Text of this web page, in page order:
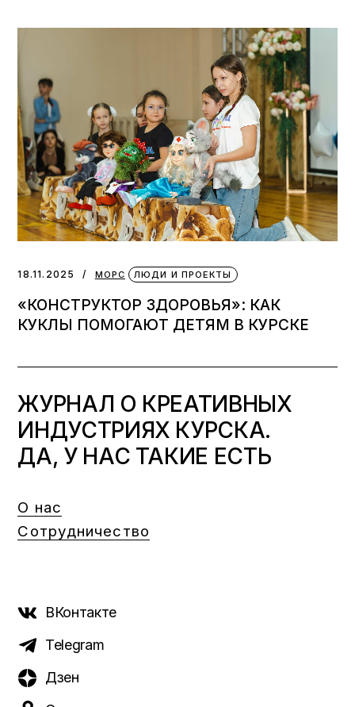
18.11.2025 МОРС ЛЮДИ И ПРОЕКТЫ
«КОНСТРУКТОР ЗДОРОВЬЯ»: КАК
КУКЛЫ ПОМОГАЮТ ДЕТЯМ В КУРСКЕ
ЖУРНАЛ О КРЕАТИВНЫХ
ИНДУСТРИЯХ КУРСКА.
ДА, У НАС ТАКИЕ ЕСТЬ
О нас
Сотрудничество
ВКонтакте
Telegram
Дзен